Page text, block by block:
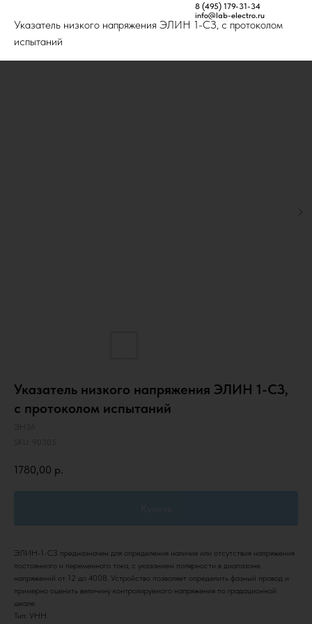
Указатель низкого напряжения ЭЛИН 1-СЗ, с протоколом
испытаний
8 (495) 179-31-34
info@lab-electro.ru
Указатель низкого напряжения ЭЛИН 1-СЗ,
с протоколом испытаний
ЭНЗА
SKU:
1780,00 р.
ЭЛИН-1-СЗ предназначен для определения наличия или отсутствия напряжения
постоянного и переменного тока, с указанием полярности в диапазоне
напряжений от 12 до 400В. Устройство позволяет определить фазный провод и
примерно оценить величину контролируемого напряжения по градационной
шкале.
Тип: УНН